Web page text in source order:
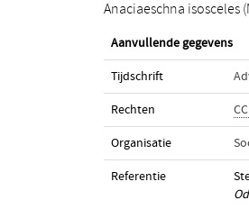
Anaciaeschna isosceles
Aanvullende gegevens
Tijdschrift
Rechten
Organisatie
Referentie